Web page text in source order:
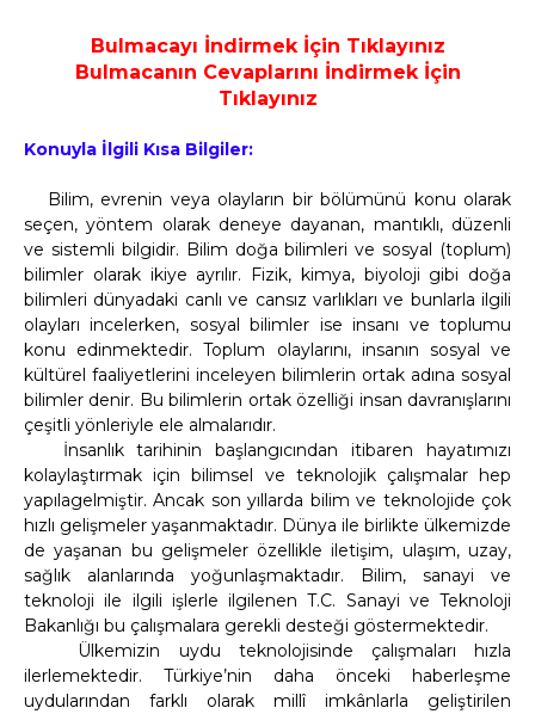
Bulmacayı İndirmek İçin Tıklayınız
Bulmacanın Cevaplarını İndirmek İçin
Tıklayınız
Konuyla İlgili Kısa Bilgiler:
Bilim, evrenin veya olayların bir bölümünü konu olarak
seçen, yöntem olarak deneye dayanan, mantıklı, düzenli
ve sistemli bilgidir. Bilim doğa bilimleri ve sosyal (toplum)
bilimler olarak ikiye ayrılır. Fizik, kimya, biyoloji gibi doğa
bilimleri dünyadaki canlı ve cansız varlıkları ve bunlarla ilgili
olayları incelerken, sosyal bilimler ise insanı ve toplumu
konu edinmektedir. Toplum olaylarını, insanın sosyal ve
kültürel faaliyetlerini inceleyen bilimlerin ortak adına sosyal
bilimler denir. Bu bilimlerin ortak özelliği insan davranışlarını
çeşitli yönleriyle ele almalarıdır.
İnsanlık tarihinin başlangıcından itibaren hayatımızı
kolaylaştırmak için bilimsel ve teknolojik çalışmalar hep
yapılagelmiştir. Ancak son yıllarda bilim ve teknolojide çok
hızlı gelişmeler yaşanmaktadır. Dünya ile birlikte ülkemizde
de yaşanan bu gelişmeler özellikle iletişim, ulaşım, uzay,
sağlık alanlarında yoğunlaşmaktadır. Bilim, sanayi ve
teknoloji ile ilgili işlerle ilgilenen T.C. Sanayi ve Teknoloji
Bakanlığı bu çalışmalara gerekli desteği göstermektedir.
Ülkemizin uydu teknolojisinde çalışmaları hızla
ilerlemektedir. Türkiye’nin daha önceki haberleşme
uydularından farklı olarak millî imkânlarla geliştirilen